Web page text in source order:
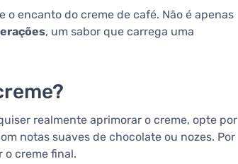
o encanto do creme de café. Não é apenas
, um sabor que carrega uma
realmente aprimorar o creme, opte por
notas suaves de chocolate ou nozes. Por
o creme final.